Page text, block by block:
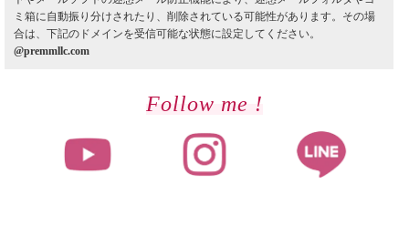
ミ箱に自動振り分けされたり、削除されている可能性があります。その場
合は、下記のドメインを受信可能な状態に設定してください。
@premmllc.com
Follow me !